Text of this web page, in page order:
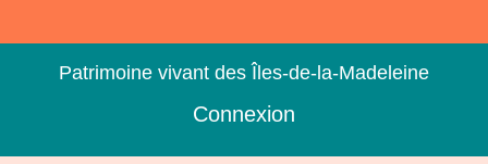
Patrimoine vivant des Îles-de-la-Madeleine
Connexion